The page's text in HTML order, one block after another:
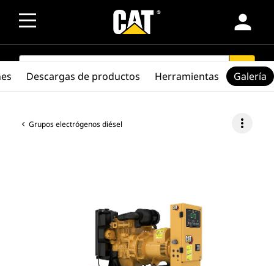
person
SEARCH search
Grupos electrógenos diésel more_vert
Descargas de productos Herramientas Galería